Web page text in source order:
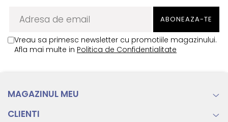
Vreau sa primesc newsletter cu promotiile magazinului.
Afla mai multe in Politica de Confidentialitate
MAGAZINUL MEU
CLIENTI